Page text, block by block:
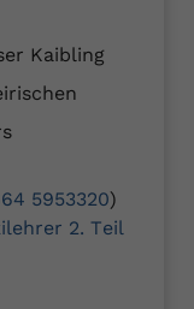
Kaibling
5953320)
2. Teil